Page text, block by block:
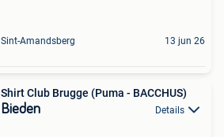
Sint-Amandsberg 13 jun 26
Shirt Club Brugge (Puma - BACCHUS)
Bieden Details